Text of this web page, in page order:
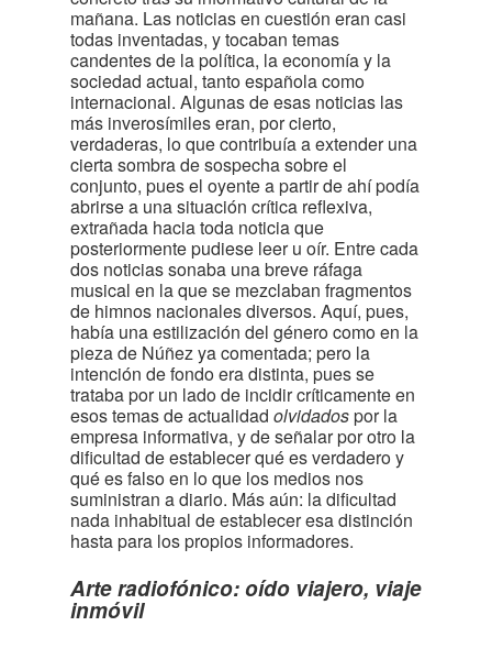
mañana. Las noticias en cuestión eran casi
todas inventadas, y tocaban temas
candentes de la política, la economía y la
sociedad actual, tanto española como
internacional. Algunas de esas noticias las
más inverosímiles eran, por cierto,
verdaderas, lo que contribuía a extender una
cierta sombra de sospecha sobre el
conjunto, pues el oyente a partir de ahí podía
abrirse a una situación crítica reflexiva,
extrañada hacia toda noticia que
posteriormente pudiese leer u oír. Entre cada
dos noticias sonaba una breve ráfaga
musical en la que se mezclaban fragmentos
de himnos nacionales diversos. Aquí, pues,
había una estilización del género como en la
pieza de Núñez ya comentada; pero la
intención de fondo era distinta, pues se
trataba por un lado de incidir críticamente en
esos temas de actualidad olvidadospor la
empresa informativa, y de señalar por otro la
dificultad de establecer qué es verdadero y
qué es falso en lo que los medios nos
suministran a diario. Más aún: la dificultad
nada inhabitual de establecer esa distinción
hasta para los propios informadores.
Arte radiofónico: oído viajero, viaje
inmóvil